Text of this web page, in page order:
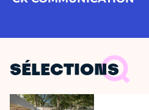
SÉLECTIONS